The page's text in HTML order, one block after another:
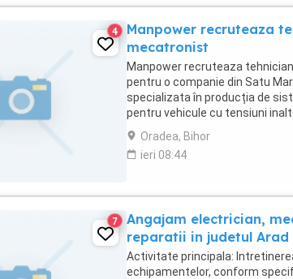
4
Manpower recruteaza
mecatronist
Manpower recruteaza
pentru o companie din Satu
specializata în producția de
pentru vehicule cu tensiuni
moderne. Responsabilitati: -
Oradea, Bihor
ieri 08:44
7
Angajam electrician,
reparatii in judetul Arad
Activitate principala:
echipamentelor, conform